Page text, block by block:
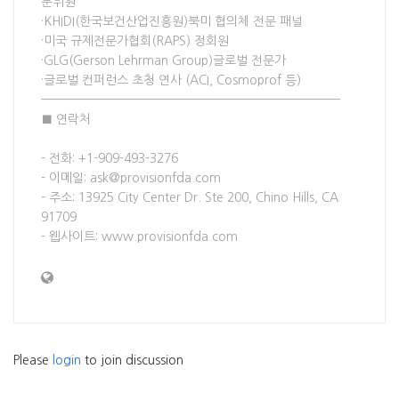
·KHIDI(한국보건산업진흥원)북미 협의체 전문 패널
·미국 규제전문가협회(RAPS) 정회원
·GLG(Gerson Lehrman Group)글로벌 전문가
·글로벌 컨퍼런스 초청 연사 (ACI, Cosmoprof 등)
————————————————————————————
■ 연락처
- 전화: +1-909-493-3276
- 이메일: ask@provisionfda.com
- 주소: 13925 City Center Dr. Ste 200, Chino Hills, CA
91709
- 웹사이트: www.provisionfda.com
Please login to join discussion